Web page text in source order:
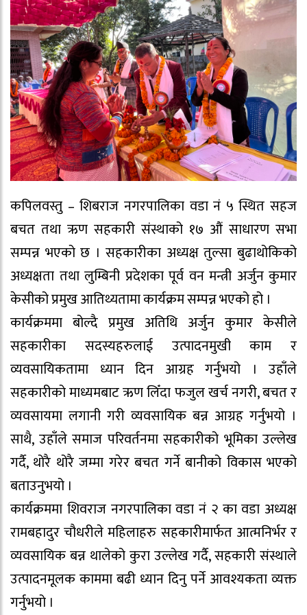
कपिलवस्तु – शिबराज नगरपालिका वडा नं ५ स्थित सहज
बचत तथा ऋण सहकारी संस्थाको १७ औं साधारण सभा
सम्पन्न भएको छ । सहकारीका अध्यक्ष तुल्सा बुढाथोकिको
अध्यक्षता तथा लुम्बिनी प्रदेशका पूर्व वन मन्त्री अर्जुन कुमार
केसीको प्रमुख आतिथ्यतामा कार्यक्रम सम्पन्न भएको हो ।
कार्यक्रममा बोल्दै प्रमुख अतिथि अर्जुन कुमार केसीले
सहकारीका सदस्यहरुलाई उत्पादनमुखी काम र
व्यवसायिकतामा ध्यान दिन आग्रह गर्नुभयो । उहाँले
सहकारीको माध्यमबाट ऋण लिँदा फजुल खर्च नगरी, बचत र
व्यवसायमा लगानी गरी व्यवसायिक बन्न आग्रह गर्नुभयो ।
साथै, उहाँले समाज परिवर्तनमा सहकारीको भूमिका उल्लेख
गर्दै, थोरै थोरै जम्मा गरेर बचत गर्ने बानीको विकास भएको
बताउनुभयो ।
कार्यक्रममा शिवराज नगरपालिका वडा नं २ का वडा अध्यक्ष
रामबहादुर चौधरीले महिलाहरु सहकारीमार्फत आत्मनिर्भर र
व्यवसायिक बन्न थालेको कुरा उल्लेख गर्दै, सहकारी संस्थाले
उत्पादनमूलक काममा बढी ध्यान दिनु पर्ने आवश्यकता व्यक्त
गर्नुभयो ।